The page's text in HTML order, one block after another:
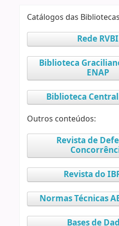
Catálogos das
Rede RVBI
Biblioteca
ENAP
Biblioteca
Outros conteúdos:
Revista de
Revista do
Normas Técnicas
Bases de